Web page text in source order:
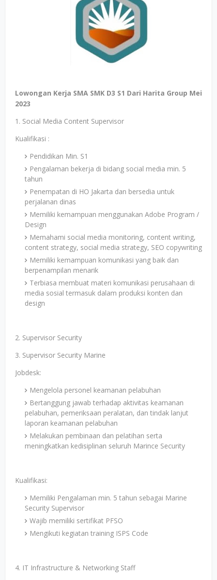
Lowongan Kerja SMA SMK D3 S1 Dari Harita Group Mei
2023
1. Social Media Content Supervisor
Kualifikasi :
Pendidikan Min. S1
Pengalaman bekerja di bidang social media min. 5
tahun
Penempatan di HO Jakarta dan bersedia untuk
perjalanan dinas
Memiliki kemampuan menggunakan Adobe Program /
Design
Memahami social media monitoring, content writing,
content strategy, social media strategy, SEO copywriting
Memiliki kemampuan komunikasi yang baik dan
berpenampilan menarik
Terbiasa membuat materi komunikasi perusahaan di
media sosial termasuk dalam produksi konten dan
design
2. Supervisor Security
3. Supervisor Security Marine
Jobdesk:
Mengelola personel keamanan pelabuhan
Bertanggung jawab terhadap aktivitas keamanan
pelabuhan, pemeriksaan peralatan, dan tindak lanjut
laporan keamanan pelabuhan
Melakukan pembinaan dan pelatihan serta
meningkatkan kedisiplinan seluruh Marince Security
Kualifikasi:
Memiliki Pengalaman min. 5 tahun sebagai Marine
Security Supervisor
Wajib memiliki sertifikat PFSO
Mengikuti kegiatan training ISPS Code
4. IT Infrastructure & Networking Staff